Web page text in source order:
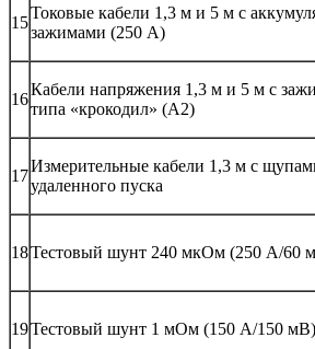
15
Токовые кабели 1,3 м и 5 м с
зажимами (250 A)
16
Кабели напряжения 1,3 м и 5 м с
типа «крокодил» (A2)
17
Измерительные кабели 1,3 м с
удаленного пуска
18Тестовый шунт 240 мкОм (250 А/60
19Тестовый шунт 1 мОм (150 А/150 мВ)